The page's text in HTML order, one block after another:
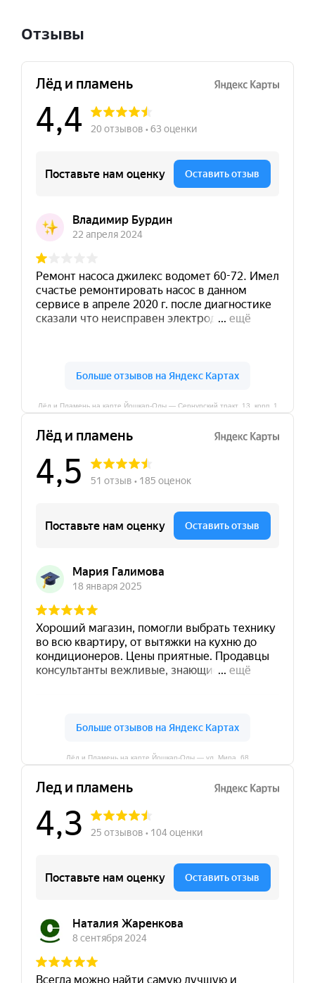
Отзывы
Лёд и Пламень на карте Йошкар‑Олы — Сернурский тракт, 13, корп. 1
Лёд и Пламень на карте Йошкар‑Олы — ул. Мира, 68